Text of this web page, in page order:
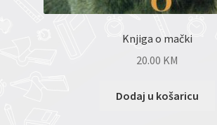
Knjiga o mački
20.00 KM
Dodaj u košaricu